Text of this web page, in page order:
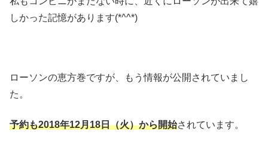
しかった記憶があります(*^^*)
ローソンの恵方巻ですが、もう情報が公開されていまし
た。
予約も2018年12月18日（火）から開始されています。